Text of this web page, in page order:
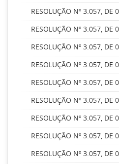
RESOLUÇÃO Nº 3.057, DE
RESOLUÇÃO Nº 3.057, DE
RESOLUÇÃO Nº 3.057, DE
RESOLUÇÃO Nº 3.057, DE
RESOLUÇÃO Nº 3.057, DE
RESOLUÇÃO Nº 3.057, DE
RESOLUÇÃO Nº 3.057, DE
RESOLUÇÃO Nº 3.057, DE
RESOLUÇÃO Nº 3.057, DE